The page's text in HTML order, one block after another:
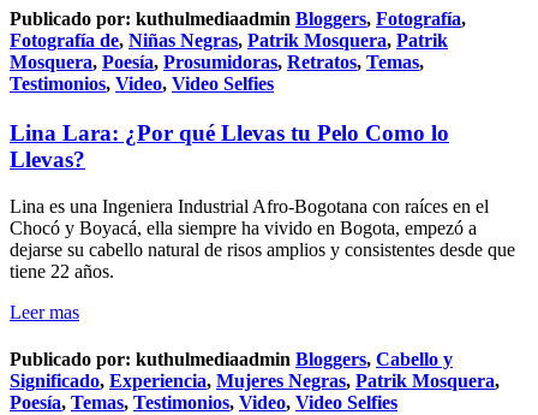
Publicado por: kuthulmediaadmin Bloggers, Fotografía,
Fotografía de, Niñas Negras, Patrik Mosquera, Patrik
Mosquera, Poesía, Prosumidoras, Retratos, Temas,
Testimonios, Video, Video Selfies
Lina Lara: ¿Por qué Llevas tu Pelo Como lo
Llevas?
Lina es una Ingeniera Industrial Afro-Bogotana con raíces en el
Chocó y Boyacá, ella siempre ha vivido en Bogota, empezó a
dejarse su cabello natural de risos amplios y consistentes desde que
tiene 22 años.
Leer mas
Publicado por: kuthulmediaadmin Bloggers, Cabello y
Significado, Experiencia, Mujeres Negras, Patrik Mosquera,
Poesía, Temas, Testimonios, Video, Video Selfies